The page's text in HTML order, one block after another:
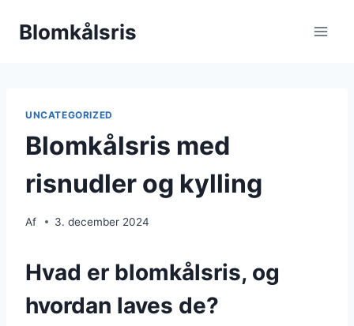
Blomkålsris
UNCATEGORIZED
Blomkålsris med
risnudler og kylling
Af 3. december 2024
Hvad er blomkålsris, og
hvordan laves de?